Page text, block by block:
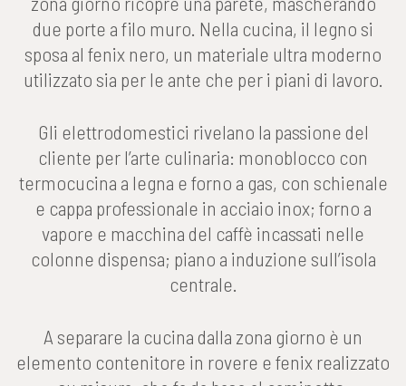
due porte a filo muro. Nella cucina, il legno si
sposa al fenix nero, un materiale ultra moderno
utilizzato sia per le ante che per i piani di lavoro.
Gli elettrodomestici rivelano la passione del
cliente per l’arte culinaria: monoblocco con
termocucina a legna e forno a gas, con schienale
e cappa professionale in acciaio inox; forno a
vapore e macchina del caffè incassati nelle
colonne dispensa; piano a induzione sull’isola
centrale.
A separare la cucina dalla zona giorno è un
elemento contenitore in rovere e fenix realizzato